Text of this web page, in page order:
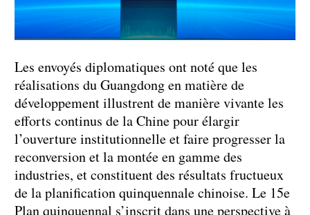
Les envoyés diplomatiques ont noté que les
réalisations du Guangdong en matière de
développement illustrent de manière vivante les
efforts continus de la Chine pour élargir
l’ouverture institutionnelle et faire progresser la
reconversion et la montée en gamme des
industries, et constituent des résultats fructueux
de la planification quinquennale chinoise. Le 15e
Plan quinquennal s’inscrit dans une perspective à